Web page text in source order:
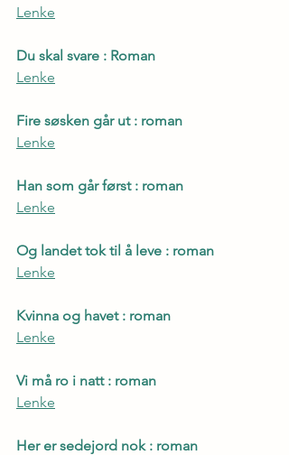
Lenke
Du skal svare : Roman
Lenke
Fire søsken går ut : roman
Lenke
Han som går først : roman
Lenke
Og landet tok til å leve : roman
Lenke
Kvinna og havet : roman
Lenke
Vi må ro i natt : roman
Lenke
Her er sedejord nok : roman